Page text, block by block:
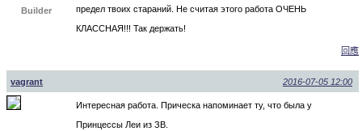
Builder
предел твоих стараний. Не считая этого работа ОЧЕНЬ
КЛАССНАЯ!!! Так держать!
回應
vagrant 2016-07-05 12:00
Интересная работа. Прическа напоминает ту, что была у
Принцессы Леи из ЗВ.